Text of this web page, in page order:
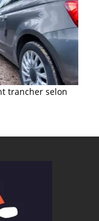
trancher selon